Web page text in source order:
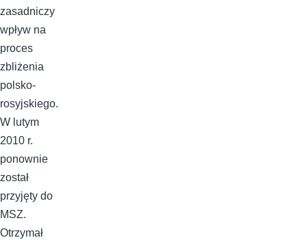
zasadniczy
wpływ na
proces
zbliżenia
polsko-
rosyjskiego.
W lutym
2010 r.
ponownie
został
przyjęty do
MSZ.
Otrzymał